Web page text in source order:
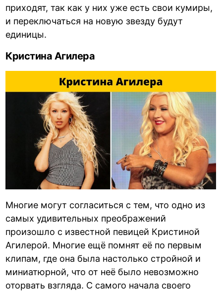
приходят, так как у них уже есть свои кумиры,
и переключаться на новую звезду будут
единицы.
Кристина Агилера
Многие могут согласиться с тем, что одно из
самых удивительных преображений
произошло с известной певицей Кристиной
Агилерой. Многие ещё помнят её по первым
клипам, где она была настолько стройной и
миниатюрной, что от неё было невозможно
оторвать взгляда. С самого начала своего